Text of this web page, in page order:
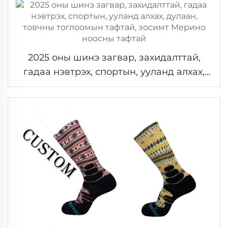
2025 оны шинэ загвар, захидалттай,
гадаа нэвтрэх, спортын, ууланд алхах,
дулаан, товчны тоглоомын тафтай,
зосимт Мерино ноосны тафтай